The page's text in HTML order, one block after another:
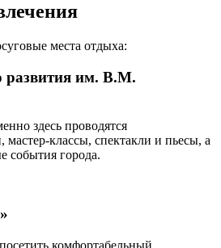
места отдыха:
развития им. В.М.
здесь проводятся
классы, спектакли и пьесы, а
события города.
комфортабельный